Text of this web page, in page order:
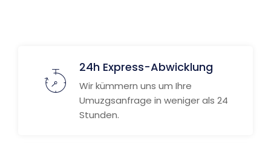
24h Express-Abwicklung
Wir kümmern uns um Ihre
Umuzgsanfrage in weniger als 24
Stunden.